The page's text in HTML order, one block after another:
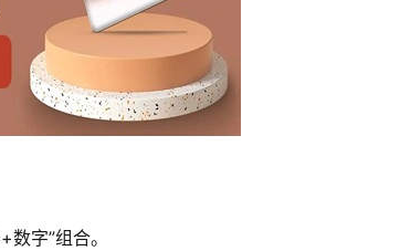
字”组合。